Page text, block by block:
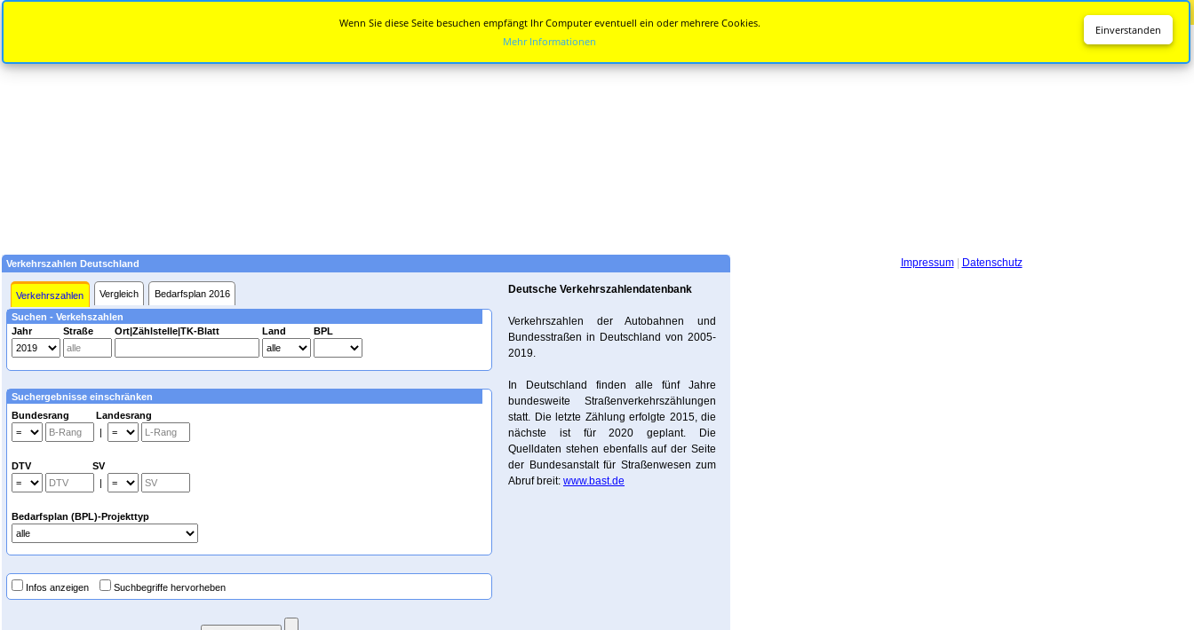
Verkehrszahlen Deutschland
Verkehrszahlen Vergleich Bedarfsplan 2016
Suchen - Verkehszahlen
Jahr
Straße Ort|Zählstelle|TK-Blatt Land BPL
Suchergebnisse einschränken
Bundesrang Landesrang
|
DTV SV
|
Bedarfsplan (BPL)-Projekttyp
Infos anzeigen Suchbegriffe hervorheben
Deutsche Verkehrszahlendatenbank
Verkehrszahlen der Autobahnen und
Bundesstraßen in Deutschland von 2005-
2019.
In Deutschland finden alle fünf Jahre
bundesweite Straßenverkehrszählungen
statt. Die letzte Zählung erfolgte 2015, die
nächste ist für 2020 geplant. Die
Quelldaten stehen ebenfalls auf der Seite
der Bundesanstalt für Straßenwesen zum
Abruf breit: www.bast.de
Impressum| Datenschutz
Einverstanden
Wenn Sie diese Seite besuchen empfängt Ihr Computer eventuell ein oder mehrere Cookies.
Mehr Informationen